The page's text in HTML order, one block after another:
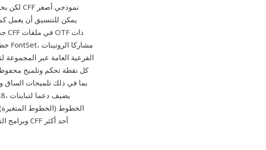
الفرعية العامة عبر المجموعة
كل نقطة تحكم وتلميح محفوظة
الخطوط (الخطوط